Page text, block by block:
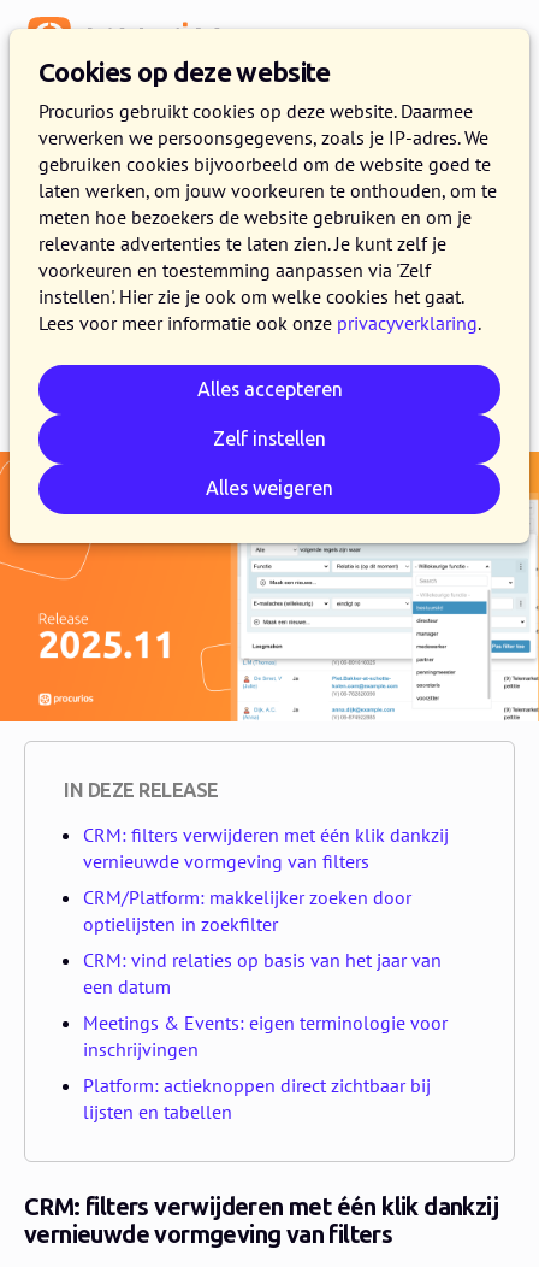
Cookies op deze website
Procurios gebruikt cookies op deze website. Daarmee
verwerken we persoonsgegevens, zoals je IP-adres. We
gebruiken cookies bijvoorbeeld om de website goed te
laten werken, om jouw voorkeuren te onthouden, om te
meten hoe bezoekers de website gebruiken en om je
relevante advertenties te laten zien. Je kunt zelf je
voorkeuren en toestemming aanpassen via 'Zelf
instellen'. Hier zie je ook om welke cookies het gaat.
Lees voor meer informatie ook onze privacyverklaring.
Alles accepteren
Zelf instellen
Alles weigeren
Release 2025.11
21 OKTOBER 2025 4 MINUTEN LEZEN
In de loop van 21 oktober maken alle klanten
van het Procurios Platform gebruik van release
2025.11. In dit blogbericht lees je wat er nieuw
is en wat er is verbeterd.
Kopieer link
IN DEZE RELEASE
CRM: filters verwijderen met één klik dankzij
vernieuwde vormgeving van filters
CRM/Platform: makkelijker zoeken door
optielijsten in zoekfilter
CRM: vind relaties op basis van het jaar van
een datum
Meetings & Events: eigen terminologie voor
inschrijvingen
Platform: actieknoppen direct zichtbaar bij
lijsten en tabellen
CRM: filters verwijderen met één klik dankzij
vernieuwde vormgeving van filters